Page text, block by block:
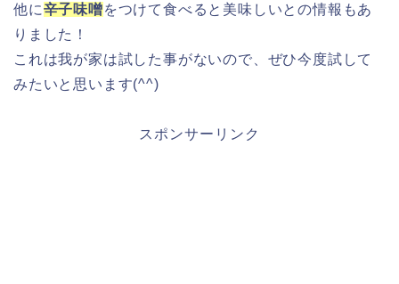
他に辛子味噌をつけて食べると美味しいとの情報もあ
りました！
これは我が家は試した事がないので、ぜひ今度試して
みたいと思います(^^)
スポンサーリンク